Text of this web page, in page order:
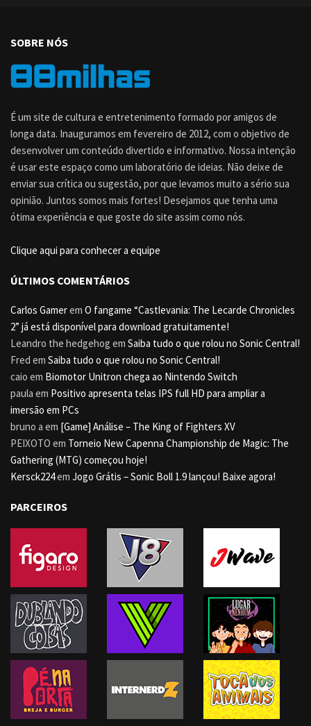
SOBRE NÓS
É um site de cultura e entretenimento formado por amigos de
longa data. Inauguramos em fevereiro de 2012, com o objetivo de
desenvolver um conteúdo divertido e informativo. Nossa intenção
é usar este espaço como um laboratório de ideias. Não deixe de
enviar sua crítica ou sugestão, por que levamos muito a sério sua
opinião. Juntos somos mais fortes! Desejamos que tenha uma
ótima experiência e que goste do site assim como nós.
Clique aqui para conhecer a equipe
ÚLTIMOS COMENTÁRIOS
Carlos Gamerem O fangame “Castlevania: The Lecarde Chronicles
2” já está disponível para download gratuitamente!
Leandro the hedgehog em Saiba tudo o que rolou no Sonic Central!
Fred em Saiba tudo o que rolou no Sonic Central!
caio em Biomotor Unitron chega ao Nintendo Switch
paula em Positivo apresenta telas IPS full HD para ampliar a
imersão em PCs
bruno a em [Game] Análise – The King of Fighters XV
PEIXOTO em Torneio New Capenna Championship de Magic: The
Gathering (MTG) começou hoje!
Kersck224em Jogo Grátis – Sonic Boll 1.9 lançou! Baixe agora!
PARCEIROS